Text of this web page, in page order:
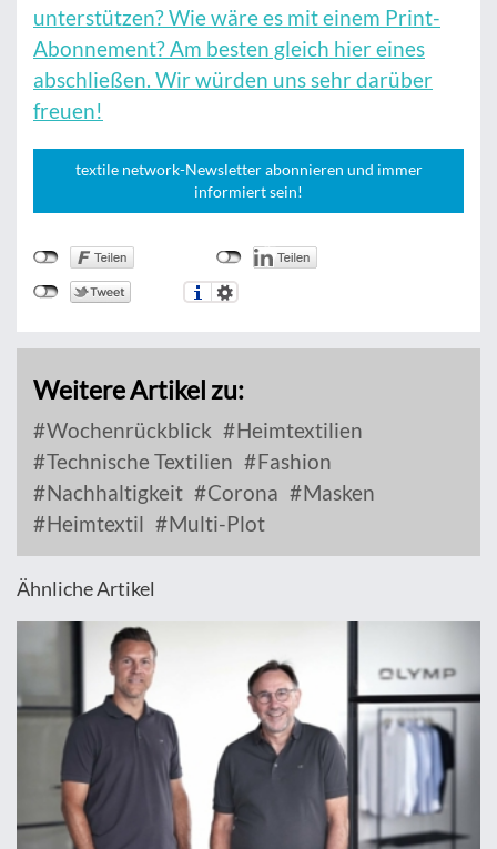
unterstützen? Wie wäre es mit einem Print-
Abonnement? Am besten gleich hier eines
abschließen. Wir würden uns sehr darüber
freuen!
textile network-Newsletter abonnieren und immer
informiert sein!
Weitere Artikel zu:
Wochenrückblick
Heimtextilien
Technische Textilien
Fashion
Nachhaltigkeit
Corona
Masken
Heimtextil
Multi-Plot
Ähnliche Artikel